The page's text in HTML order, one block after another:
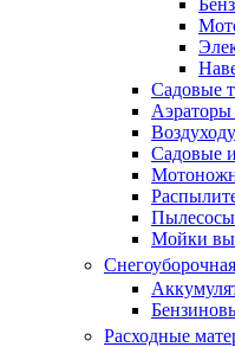
Садовые
Аэраторы
Садовые
Мойки
Расходные